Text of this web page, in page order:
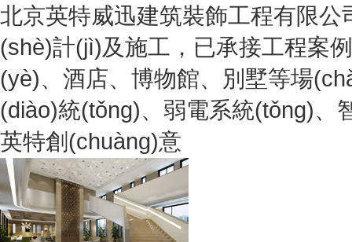
北京英特威迅建筑裝飾工程有限公
(shè)計(jì)及施工，已承接工程案例3000
(yè)、酒店、博物館、別墅等場
(diào)統(tǒng)、弱電系統
英特創(chuàng)意